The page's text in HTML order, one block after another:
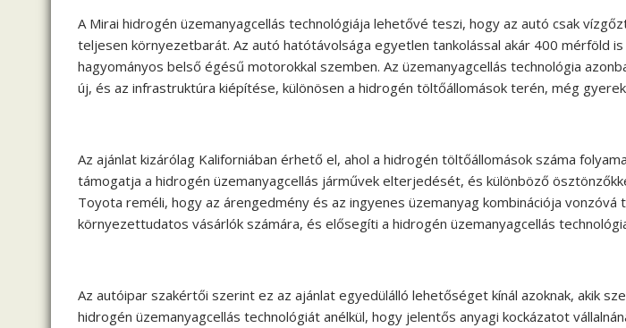
A Mirai hidrogén üzemanyagcellás technológiája lehetővé teszi, hogy az autó csak
teljesen környezetbarát. Az autó hatótávolsága egyetlen tankolással akár 400 mérföld
hagyományos belső égésű motorokkal szemben. Az üzemanyagcellás technológia
új, és az infrastruktúra kiépítése, különösen a hidrogén töltőállomások terén, még
Az ajánlat kizárólag Kaliforniában érhető el, ahol a hidrogén töltőállomások száma
támogatja a hidrogén üzemanyagcellás járművek elterjedését, és különböző
Toyota reméli, hogy az árengedmény és az ingyenes üzemanyag kombinációja vonzóvá
környezettudatos vásárlók számára, és elősegíti a hidrogén üzemanyagcellás
Az autóipar szakértői szerint ez az ajánlat egyedülálló lehetőséget kínál azoknak, akik
hidrogén üzemanyagcellás technológiát anélkül, hogy jelentős anyagi kockázatot